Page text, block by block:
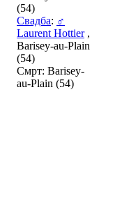
(54)
Свадба: ♂
Laurent Hottier,
Barisey-au-Plain
(54)
Смрт: Barisey-
au-Plain (54)